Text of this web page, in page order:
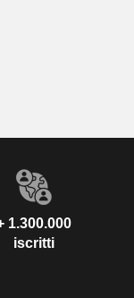
1.300.000
iscritti